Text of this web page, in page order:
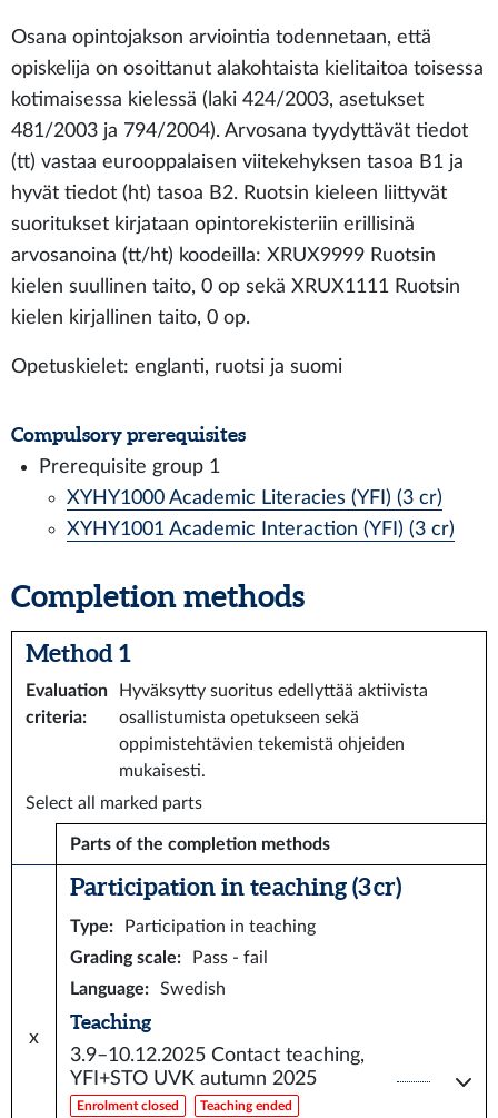
Osana opintojakson arviointia todennetaan, että
opiskelija on osoittanut alakohtaista kielitaitoa toisessa
kotimaisessa kielessä (laki 424/2003, asetukset
481/2003 ja 794/2004). Arvosana tyydyttävät tiedot
(tt) vastaa eurooppalaisen viitekehyksen tasoa B1 ja
hyvät tiedot (ht) tasoa B2. Ruotsin kieleen liittyvät
suoritukset kirjataan opintorekisteriin erillisinä
arvosanoina (tt/ht) koodeilla: XRUX9999 Ruotsin
kielen suullinen taito, 0 op sekä XRUX1111 Ruotsin
kielen kirjallinen taito, 0 op.
Opetuskielet: englanti, ruotsi ja suomi
Compulsory prerequisites
Prerequisite group 1
XYHY1000 Academic Literacies (YFI) (3 cr)
XYHY1001 Academic Interaction (YFI) (3 cr)
Completion methods
Method 1
Evaluation
criteria:
Hyväksytty suoritus edellyttää aktiivista
osallistumista opetukseen sekä
oppimistehtävien tekemistä ohjeiden
mukaisesti.
Select all marked parts
Parts of the completion methods
x
Participation in teaching (3 cr)
Type:
Participation in teaching
Grading scale:
Pass - fail
Language: Swedish
Teaching
3.9–10.12.2025 Contact teaching,
YFI+STO UVK autumn 2025
Enrolment closed Teaching ended